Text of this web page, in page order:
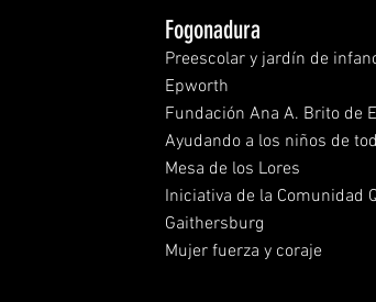
Fogonadura
Preescolar y jardín de
Epworth
Fundación Ana A. Brito de
Ayudando a los niños de
Mesa de los Lores
Iniciativa de la Comunidad
Gaithersburg
Mujer fuerza y coraje